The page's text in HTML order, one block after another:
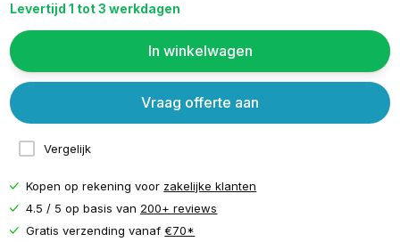
Levertijd 1 tot 3 werkdagen
In winkelwagen
Vergelijk
Vraag offerte aan
Kopen op rekening voor zakelijke klanten
4.5 / 5 op basis van 200+ reviews
Gratis verzending vanaf€70*